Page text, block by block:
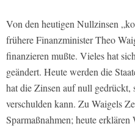
Von den heutigen Nullzinsen
frühere Finanzminister Theo
finanzieren mußte. Vieles hat
geändert. Heute werden die
hat die Zinsen auf null gedrückt,
verschulden kann. Zu Waigels
Sparmaßnahmen; heute erklären